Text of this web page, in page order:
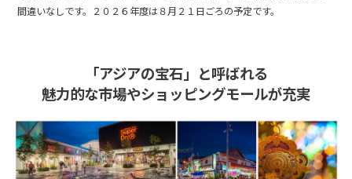
間違いなしです。２０２６年度は８月２１日ごろの予定です。
「アジアの宝石」と呼ばれる
魅力的な市場やショッピングモールが充実